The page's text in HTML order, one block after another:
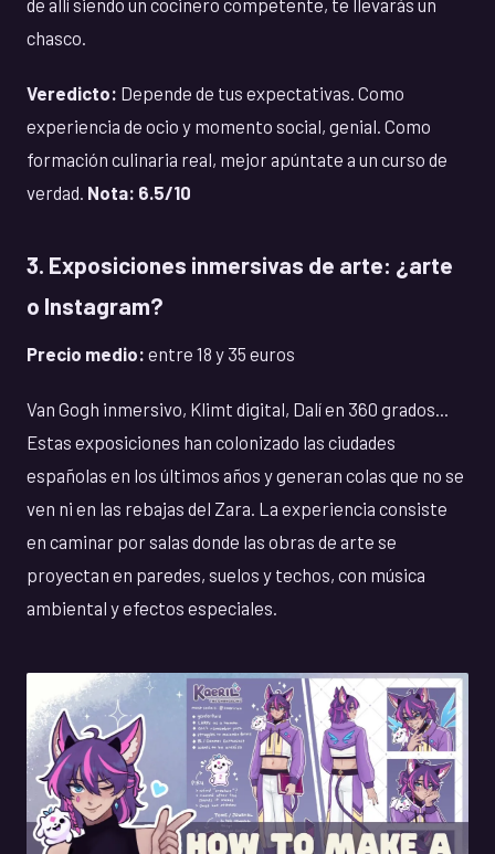
chasco.
Veredicto: Depende de tus expectativas. Como
experiencia de ocio y momento social, genial. Como
formación culinaria real, mejor apúntate a un curso de
verdad. Nota: 6.5/10
3. Exposiciones inmersivas de arte: ¿arte
o Instagram?
Precio medio: entre 18 y 35 euros
Van Gogh inmersivo, Klimt digital, Dalí en 360 grados...
Estas exposiciones han colonizado las ciudades
españolas en los últimos años y generan colas que no se
ven ni en las rebajas del Zara. La experiencia consiste
en caminar por salas donde las obras de arte se
proyectan en paredes, suelos y techos, con música
ambiental y efectos especiales.